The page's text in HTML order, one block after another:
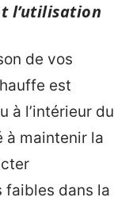
l’utilisation
de vos
est
à l’intérieur du
à maintenir la
faibles dans la